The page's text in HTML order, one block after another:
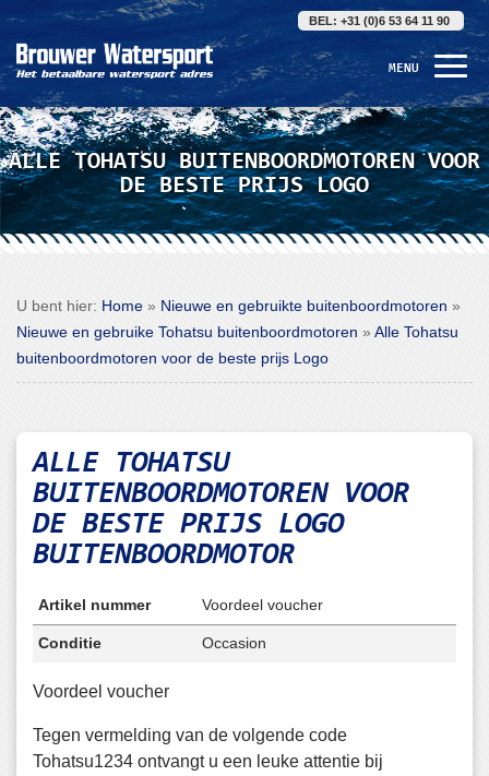
BEL: +31 (0)6 53 64 11 90
MENU
ALLE TOHATSU BUITENBOORDMOTOREN VOOR
DE BESTE PRIJS LOGO
U bent hier: Home » Nieuwe en gebruikte buitenboordmotoren »
Nieuwe en gebruike Tohatsu buitenboordmotoren » Alle Tohatsu
buitenboordmotoren voor de beste prijs Logo
ALLE TOHATSU
BUITENBOORDMOTOREN VOOR
DE BESTE PRIJS LOGO
BUITENBOORDMOTOR
Artikel nummer Voordeel voucher
Conditie Occasion
Voordeel voucher
Tegen vermelding van de volgende code
Tohatsu1234 ontvangt u een leuke attentie bij